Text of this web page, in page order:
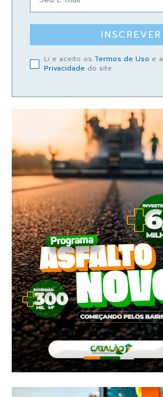
INSCREVER
Li e aceito os Termos de Uso e a
Privacidade do site.